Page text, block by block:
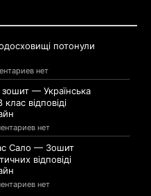
потонули
нет
— Українська
відповіді
нет
Сало — Зошит
відповіді
нет